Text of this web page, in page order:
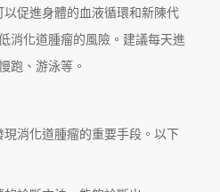
促進身體的血液循環和新陳代
消化道腫瘤的風險。建議每天進
跑、游泳等。
消化道腫瘤的重要手段。以下